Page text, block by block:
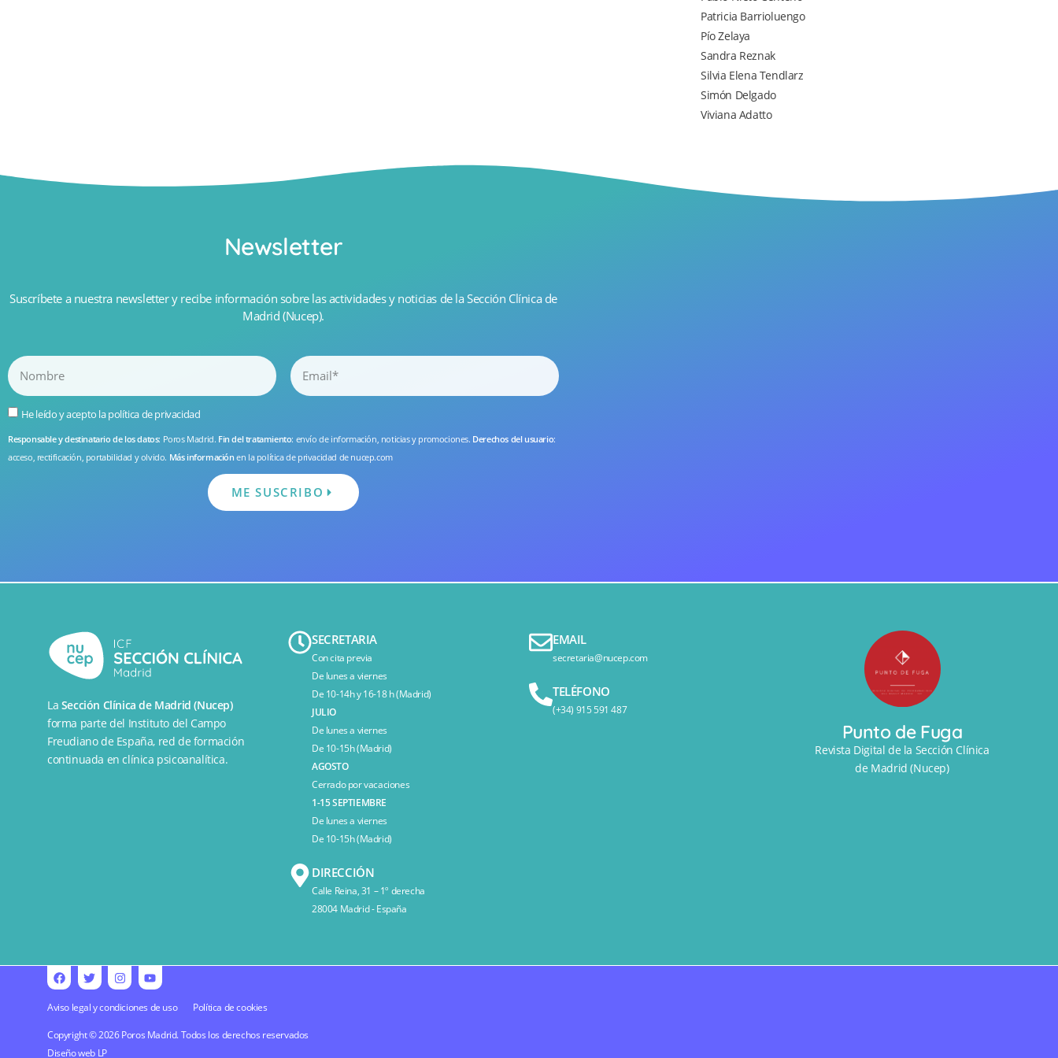
Patricia Barrioluengo
Pío Zelaya
Sandra Reznak
Silvia Elena Tendlarz
Simón Delgado
Viviana Adatto
Newsletter
Suscríbete a nuestra newsletter y recibe información sobre las actividades y noticias de la Sección Clínica de
Madrid (Nucep).
He leído y acepto lapolítica de privacidad
Responsable y destinatario de los datos: Poros Madrid. Fin del tratamiento: envío de información, noticias y promociones. Derechos del usuario:
acceso, rectificación, portabilidad y olvido. Más información en la política de privacidad de nucep.com
ME SUSCRIBO
La Sección Clínica de Madrid (Nucep)
forma parte del Instituto del Campo
Freudiano de España, red de formación
continuada en clínica psicoanalítica.
SECRETARIA
Con cita previa
De lunes a viernes
De 10-14h y 16-18 h (Madrid)
JULIO
De lunes a viernes
De 10-15h (Madrid)
AGOSTO
Cerrado por vacaciones
1-15 SEPTIEMBRE
De lunes a viernes
De 10-15h (Madrid)
DIRECCIÓN
Calle Reina, 31 – 1º derecha
28004 Madrid - España
EMAIL
secretaria@nucep.com
TELÉFONO
(+34) 915 591 487
Punto de Fuga
Revista Digital de la Sección Clínica
de Madrid (Nucep)
Aviso legal y condiciones de uso Política de cookies
Copyright © 2026 Poros Madrid. Todos los derechos reservados
Diseño web LP